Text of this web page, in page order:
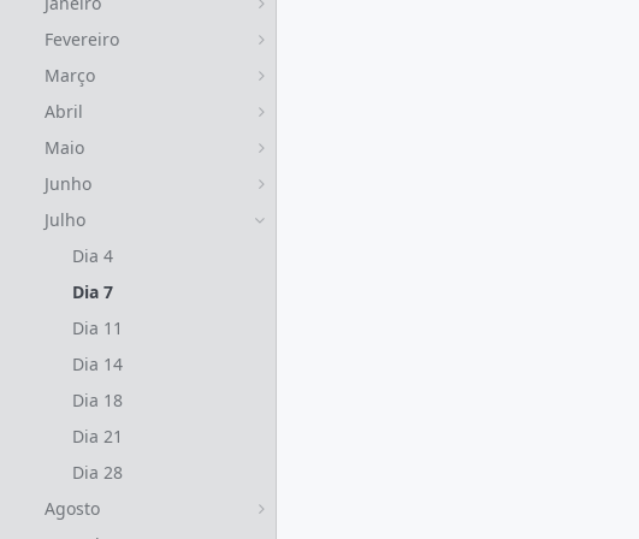
Fevereiro
Março
Abril
Maio
Junho
Julho
Dia 4
Dia 7
Dia 11
Dia 14
Dia 18
Dia 21
Dia 28
Agosto